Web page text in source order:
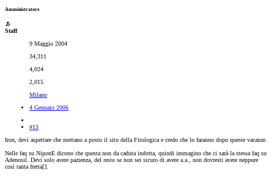
Amministratore
Staff
9 Maggio 2004
34,311
4,024
2,015
Milano
4 Gennaio 2006
#13
Iron, devi aspettare che mettano a posto il sito della Fitologica e credo che lo faranno dopo queste vacanze.
Nelle faq su NiponE dicono che questa non da caduta indotta, quindi immagino che ci sarà la stessa faq su
Adenosil. Devi solo avere pazienza, del resto se non sei sicuro di avere a.a., non dovresti avere neppure
così tanta fretta[].